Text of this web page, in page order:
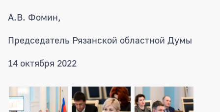
А.В. Фомин,
Председатель Рязанской областной Думы
14 октября 2022